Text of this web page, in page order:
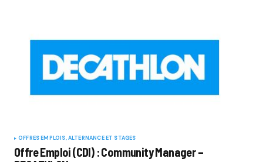
OFFRES EMPLOIS, ALTERNANCE ET STAGES
Offre Emploi (CDI) : Community Manager –